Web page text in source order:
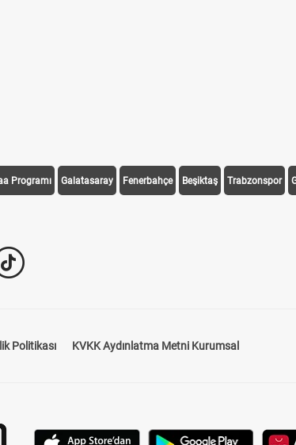
Programı Galatasaray Fenerbahçe Beşiktaş Trabzonspor
Politikası KVKK Aydınlatma Metni Kurumsal